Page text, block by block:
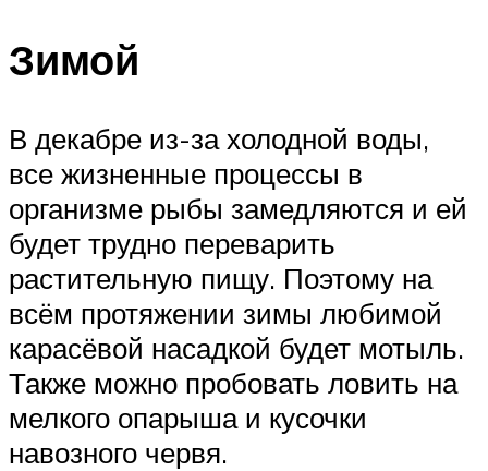
Зимой
В декабре из-за холодной воды,
все жизненные процессы в
организме рыбы замедляются и ей
будет трудно переварить
растительную пищу. Поэтому на
всём протяжении зимы любимой
карасёвой насадкой будет мотыль.
Также можно пробовать ловить на
мелкого опарыша и кусочки
навозного червя.